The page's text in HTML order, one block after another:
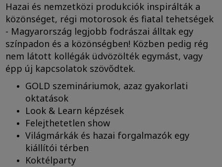
Hazai és nemzetközi produkciók inspirálták a
közönséget, régi motorosok és fiatal tehetségek
- Magyarország legjobb fodrászai álltak egy
színpadon és a közönségben! Közben pedig rég
nem látott kollégák üdvözölték egymást, vagy
épp új kapcsolatok szövődtek.
GOLD szemináriumok, azaz gyakorlati
oktatások
Look & Learn képzések
Felejthetetlen show
Világmárkák és hazai forgalmazók egy
kiállítói térben
Koktélparty